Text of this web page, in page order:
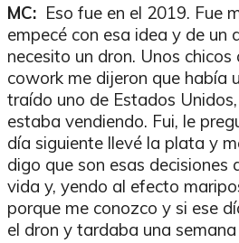
MC: Eso fue en el 2019. Fue
empecé con esa idea y de un
necesito un dron. Unos chicos
cowork me dijeron que había
traído uno de Estados
estaba vendiendo. Fui, le
día siguiente llevé la plata y
digo que son esas decisiones
vida y, yendo al efecto
porque me conozco y si ese
el dron y tardaba una